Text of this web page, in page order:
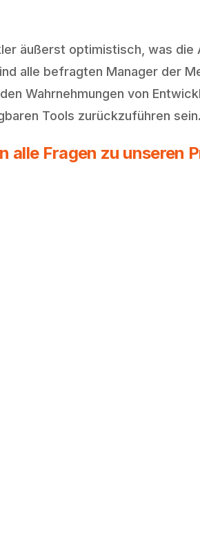
äußerst optimistisch, was die
alle befragten Manager der
Wahrnehmungen von
Tools zurückzuführen sein.
alle Fragen zu unseren